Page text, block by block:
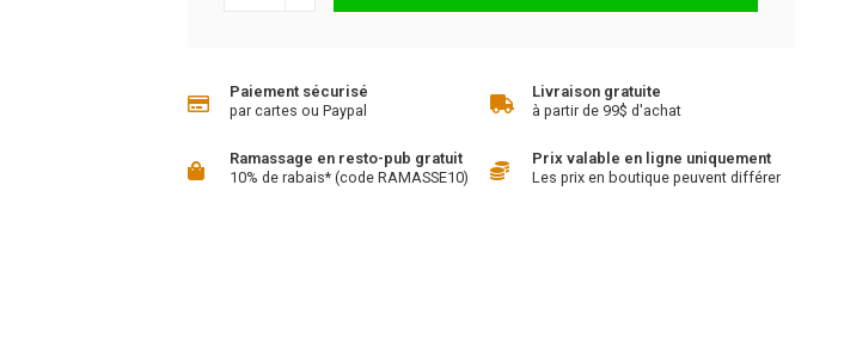
Paiement sécurisé
par cartes ou Paypal
Livraison gratuite
à partir de 99$ d'achat
Ramassage en resto-pub gratuit
10% de rabais* (code RAMASSE10)
Prix valable en ligne uniquement
Les prix en boutique peuvent différer